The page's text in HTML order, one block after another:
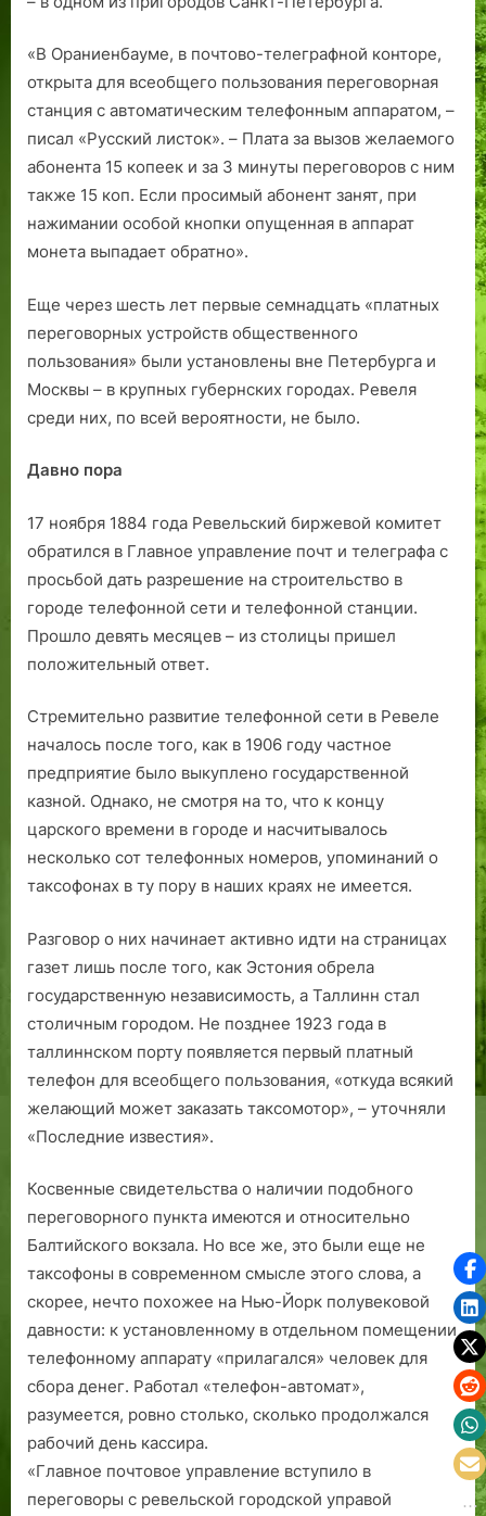
«В Ораниенбау­ме, в почтово-телеграфной конторе,
открыта для всеобщего пользования переговорная
станция с автоматическим телефонным аппаратом, –
писал «Русский листок». – Плата за вызов желаемого
абонента 15 копеек и за 3 минуты переговоров с ним
также 15 коп. Если просимый абонент занят, при
нажимании особой кнопки опущенная в аппарат
монета выпадает обратно».
Еще через шесть лет первые семнадцать «платных
переговорных устройств общественного
пользования» были установлены вне Петербурга и
Москвы – в крупных губернских городах. Ревеля
среди них, по всей вероятности, не было.
Давно пора
17 ноября 1884 года Ревельский биржевой комитет
обратился в Главное управление почт и телеграфа с
просьбой дать разрешение на строительство в
городе телефонной сети и телефонной станции.
Прошло девять месяцев – из столицы пришел
положительный ответ.
Стремительно развитие телефонной сети в Ревеле
началось после того, как в 1906 году частное
предприятие было выкуплено государственной
казной. Однако, не смотря на то, что к концу
царского времени в городе и насчитывалось
несколько сот телефонных номеров, упоминаний о
таксофонах в ту пору в наших краях не имеется.
Разговор о них начинает активно идти на страницах
газет лишь после того, как Эстония обрела
государственную независимость, а Таллинн стал
столичным городом. Не позднее 1923 года в
таллиннском порту появляется первый платный
телефон для всеобщего пользования, «откуда всякий
желающий может заказать таксомотор», – уточняли
«Последние известия».
Косвенные свидетельства о наличии подобного
переговорного пункта имеются и относительно
Балтийского вокзала. Но все же, это были еще не
таксофоны в современном смысле этого слова, а
скорее, нечто похожее на Нью-Йорк полувековой
давности: к установленному в отдельном помещении
телефонному аппарату «прилагался» человек для
сбора денег. Работал «телефон-автомат»,
разумеется, ровно столько, сколько продолжался
рабочий день кассира.
«Главное почтовое управление вступило в
переговоры с ревельской городской управой